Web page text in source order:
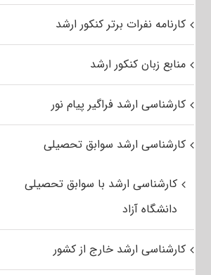
کارنامه نفرات برتر کنکور ارشد
منابع زبان کنکور ارشد
کارشناسی ارشد فراگیر پیام نور
کارشناسی ارشد سوابق تحصیلی
کارشناسی ارشد با سوابق تحصیلی
دانشگاه آزاد
کارشناسی ارشد خارج از کشور